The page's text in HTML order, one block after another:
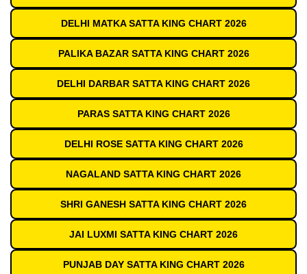
DELHI MATKA SATTA KING CHART 2026
PALIKA BAZAR SATTA KING CHART 2026
DELHI DARBAR SATTA KING CHART 2026
PARAS SATTA KING CHART 2026
DELHI ROSE SATTA KING CHART 2026
NAGALAND SATTA KING CHART 2026
SHRI GANESH SATTA KING CHART 2026
JAI LUXMI SATTA KING CHART 2026
PUNJAB DAY SATTA KING CHART 2026